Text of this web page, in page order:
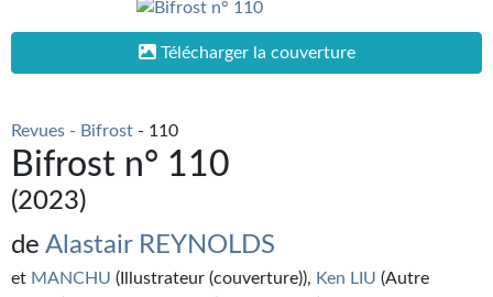
Archive du Futur
Parallaxe
Quarante-Deux
Kvasar
Télécharger la couverture
Revues - Bifrost - 110
Bifrost n° 110
(2023)
de Alastair REYNOLDS
et MANCHU (Illustrateur (couverture)), Ken LIU (Autre